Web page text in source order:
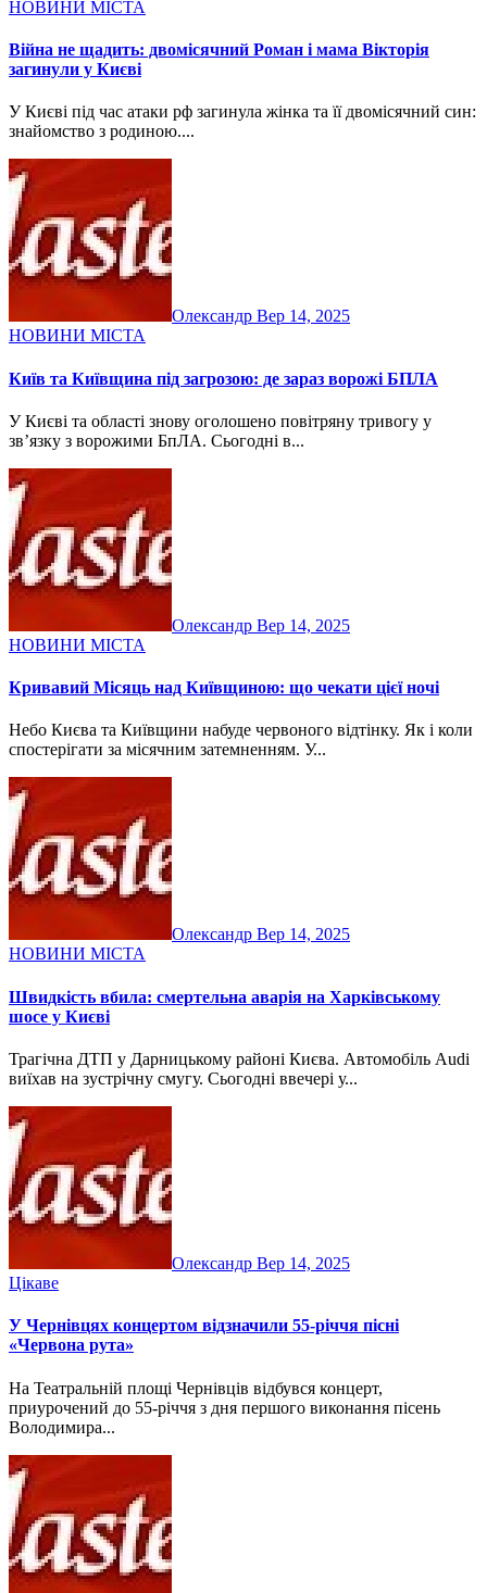
НОВИНИ МІСТА
Війна не щадить: двомісячний Роман і мама Вікторія
загинули у Києві
У Києві під час атаки рф загинула жінка та її двомісячний син:
знайомство з родиною....
Олександр Вер 14, 2025
НОВИНИ МІСТА
Київ та Київщина під загрозою: де зараз ворожі БПЛА
У Києві та області знову оголошено повітряну тривогу у
зв’язку з ворожими БпЛА. Сьогодні в...
Олександр Вер 14, 2025
НОВИНИ МІСТА
Кривавий Місяць над Київщиною: що чекати цієї ночі
Небо Києва та Київщини набуде червоного відтінку. Як і коли
спостерігати за місячним затемненням. У...
Олександр Вер 14, 2025
НОВИНИ МІСТА
Швидкість вбила: смертельна аварія на Харківському
шосе у Києві
Трагічна ДТП у Дарницькому районі Києва. Автомобіль Audi
виїхав на зустрічну смугу. Сьогодні ввечері у...
Олександр Вер 14, 2025
Цікаве
У Чернівцях концертом відзначили 55-річчя пісні
«Червона рута»
На Театральній площі Чернівців відбувся концерт,
приурочений до 55-річчя з дня першого виконання пісень
Володимира...